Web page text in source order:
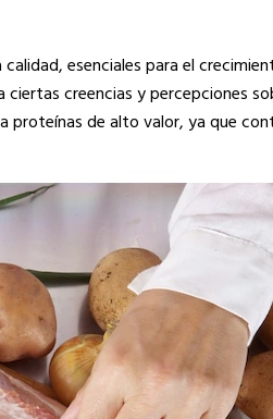
esenciales para el
creencias y percepciones
de alto valor, ya que